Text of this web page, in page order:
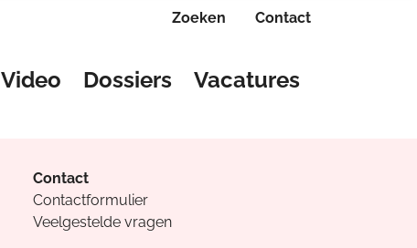
Zoeken Contact
Video Dossiers Vacatures
Contact
Contactformulier
Veelgestelde vragen